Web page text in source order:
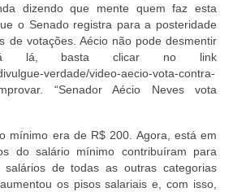
dizendo que mente quem faz esta
o Senado registra para a posteridade
de votações. Aécio não pode desmentir
lá, basta clicar no link
verdade/video-aecio-vota-contra-
“Senador Aécio Neves vota
mínimo era de R$ 200. Agora, está em
do salário mínimo contribuíram para
salários de todas as outras categorias
os pisos salariais e, com isso,